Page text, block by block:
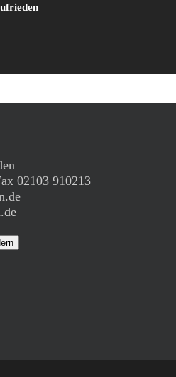
02103 910213